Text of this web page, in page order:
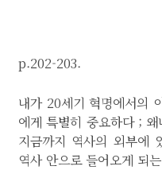
p.202-203.
내가 20세기 혁명에서의
에게 특별히 중요하다 ;
지금까지 역사의 외부에
역사 안으로 들어오게 되